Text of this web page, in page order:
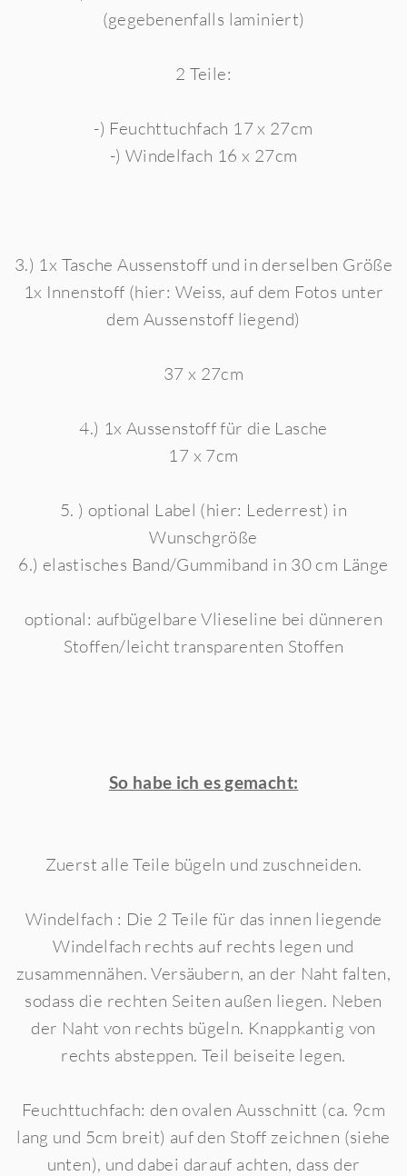
(gegebenenfalls laminiert)
2 Teile:
-) Feuchttuchfach 17 x 27cm
-) Windelfach 16 x 27cm
3.) 1x Tasche Aussenstoff und in derselben Größe
1x Innenstoff (hier: Weiss, auf dem Fotos unter
dem Aussenstoff liegend)
37 x 27cm
4.) 1x Aussenstoff für die Lasche
17 x 7cm
5. ) optional Label (hier: Lederrest) in
Wunschgröße
6.) elastisches Band/Gummiband in 30 cm Länge
optional: aufbügelbare Vlieseline bei dünneren
Stoffen/leicht transparenten Stoffen
So habe ich es gemacht:
Zuerst alle Teile bügeln und zuschneiden.
Windelfach : Die 2 Teile für das innen liegende
Windelfach rechts auf rechts legen und
zusammennähen. Versäubern, an der Naht falten,
sodass die rechten Seiten außen liegen. Neben
der Naht von rechts bügeln. Knappkantig von
rechts absteppen. Teil beiseite legen.
Feuchttuchfach: den ovalen Ausschnitt (ca. 9cm
lang und 5cm breit) auf den Stoff zeichnen (siehe
unten), und dabei darauf achten, dass der